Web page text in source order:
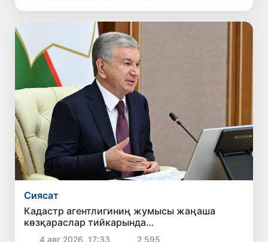
Сиясат
Кадастр агентлигиниң жумысы жаңаша
көзқараслар тийкарында
шөлкемлестириледи
4 авг 2026, 17:33 2 595